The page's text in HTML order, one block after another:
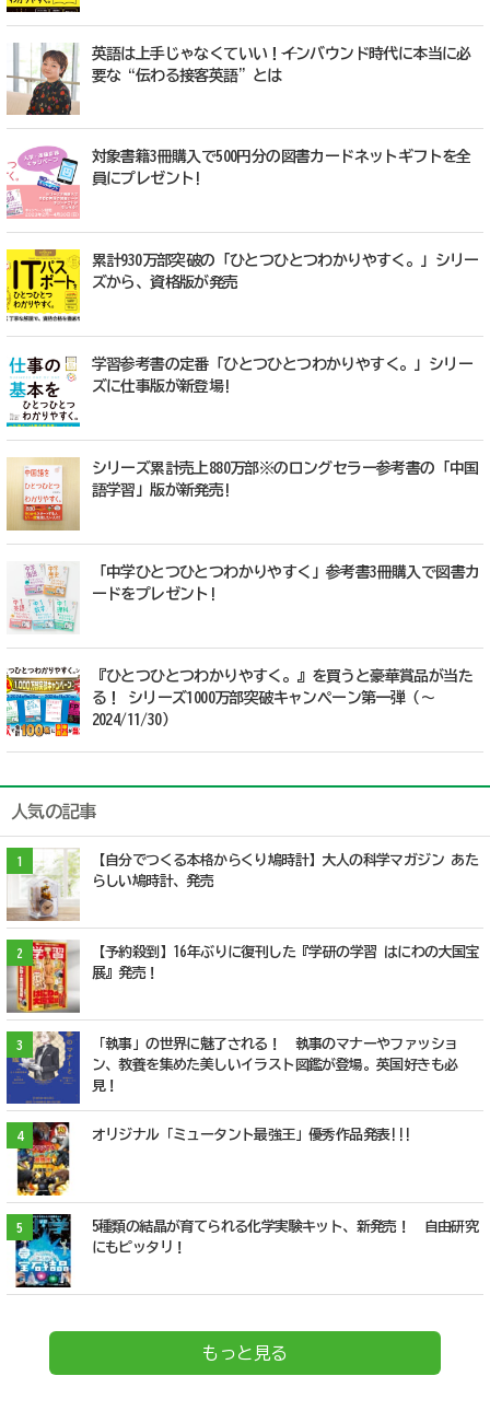
英語は上手じゃなくていい！──インバウンド時代に本当に必
要な“伝わる接客英語”とは
対象書籍3冊購入で500円分の図書カードネットギフトを全
員にプレゼント!
累計930万部突破の「ひとつひとつわかりやすく。」シリー
ズから、資格版が発売
学習参考書の定番「ひとつひとつわかりやすく。」シリー
ズに仕事版が新登場!
シリーズ累計売上880万部※のロングセラー参考書の「中国
語学習」版が新発売!
「中学ひとつひとつわかりやすく」参考書3冊購入で図書カ
ードをプレゼント!
『ひとつひとつわかりやすく。』を買うと豪華賞品が当た
る！ シリーズ1000万部突破キャンペーン第一弾（～
2024/11/30）
人気の記事
1
【自分でつくる本格からくり鳩時計】大人の科学マガジン あた
らしい鳩時計、発売
2
【予約殺到】16年ぶりに復刊した『学研の学習 はにわの大国宝
展』発売！
3
「執事」の世界に魅了される！ 執事のマナーやファッショ
ン、教養を集めた美しいイラスト図鑑が登場。英国好きも必
見！
4 オリジナル「ミュータント最強王」優秀作品発表!!!
5
5種類の結晶が育てられる化学実験キット、新発売！ 自由研究
にもピッタリ！
もっと見る